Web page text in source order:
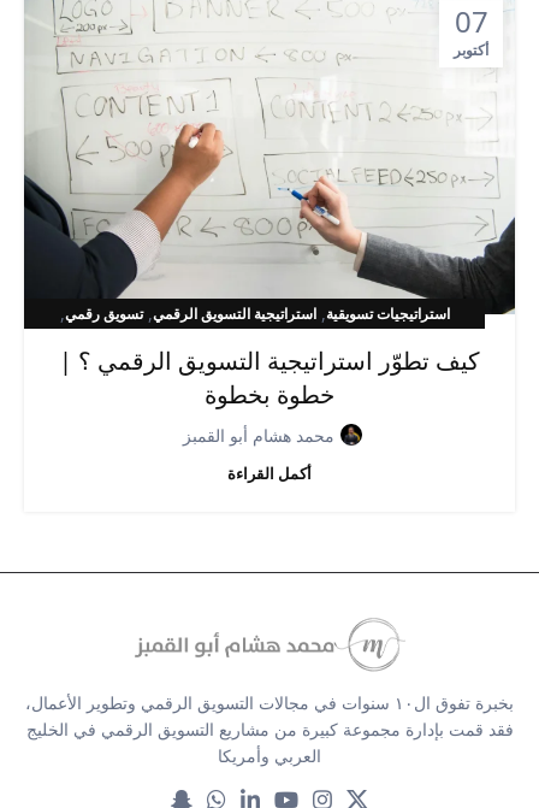
07
أكتوبر
استراتيجيات تسويقية,استراتيجية التسويق الرقمي,تسويق رقمي,
كيف تطوّر استراتيجية التسويق الرقمي ؟ |
خطوة بخطوة
محمد هشام أبو القمبز
أكمل القراءة
بخبرة تفوق ال١٠ سنوات في مجالات التسويق الرقمي وتطوير الأعمال،
فقد قمت بإدارة مجموعة كبيرة من مشاريع التسويق الرقمي في الخليج
العربي وأمريكا